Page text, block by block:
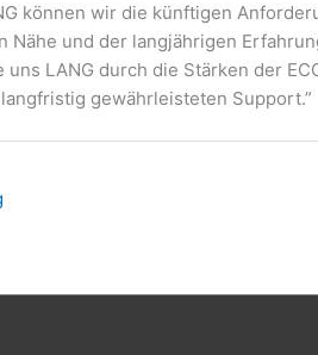
können wir die künftigen
Nähe und der langjährigen
uns LANG durch die Stärken der
gewährleisteten Support.”